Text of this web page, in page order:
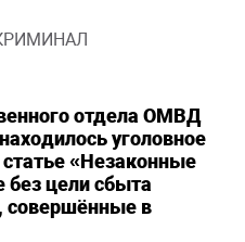
отдела ОМВД
уголовное
«Незаконные
без цели сбыта
совершённые в